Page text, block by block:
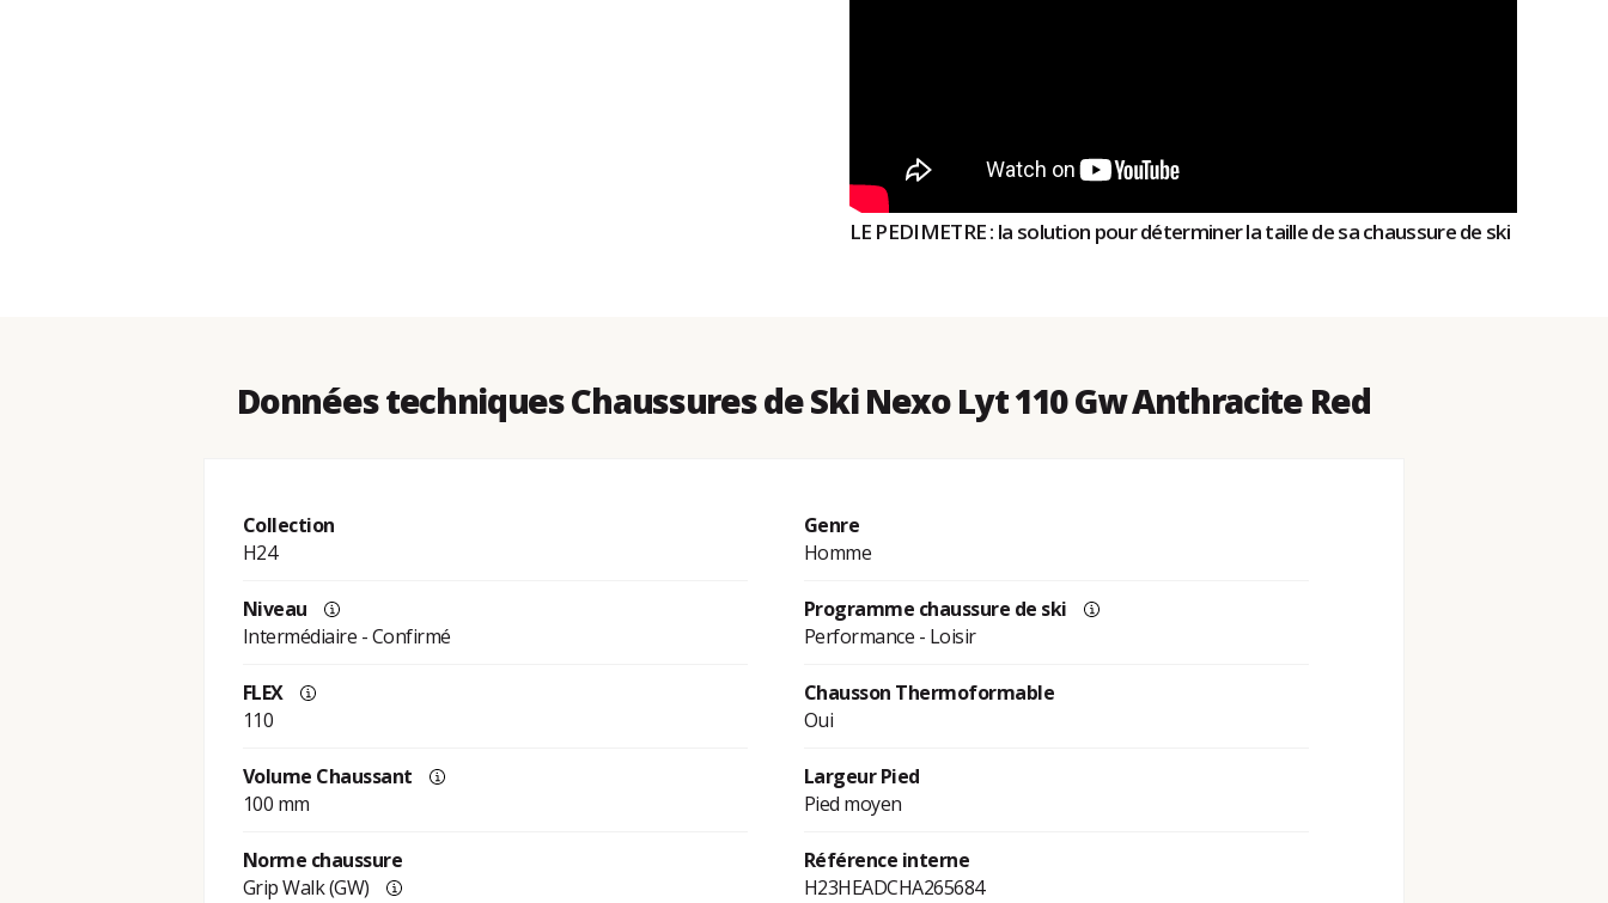
LE PEDIMETRE : la solution pour déterminer la taille de sa chaussure de ski
Données techniques Chaussures de Ski Nexo Lyt 110 Gw Anthracite Red
Collection
H24
Genre
Homme
Niveau
Intermédiaire - Confirmé
Programme chaussure de ski
Performance - Loisir
FLEX
110
Chausson Thermoformable
Oui
Volume Chaussant
100 mm
Largeur Pied
Pied moyen
Norme chaussure
Grip Walk (GW)
Référence interne
H23HEADCHA265684